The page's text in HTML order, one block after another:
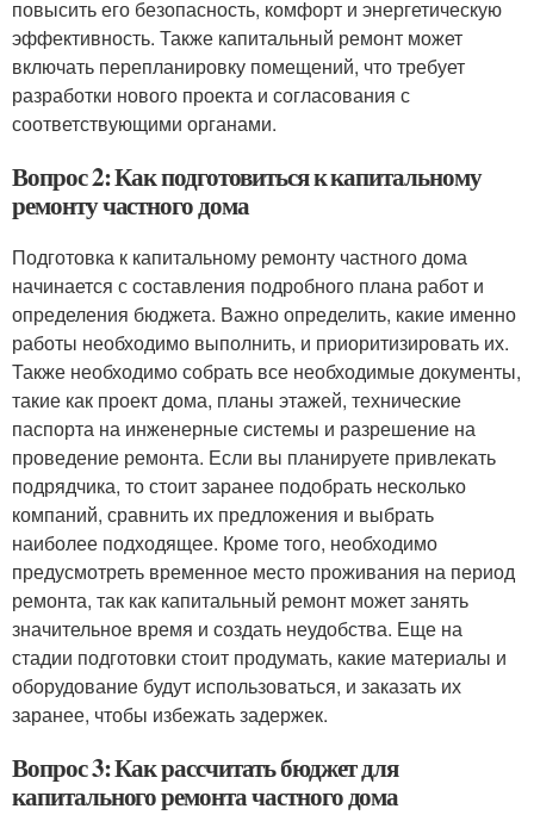
повысить его безопасность, комфорт и энергетическую
эффективность. Также капитальный ремонт может
включать перепланировку помещений, что требует
разработки нового проекта и согласования с
соответствующими органами.
Вопрос 2: Как подготовиться к капитальному
ремонту частного дома
Подготовка к капитальному ремонту частного дома
начинается с составления подробного плана работ и
определения бюджета. Важно определить, какие именно
работы необходимо выполнить, и приоритизировать их.
Также необходимо собрать все необходимые документы,
такие как проект дома, планы этажей, технические
паспорта на инженерные системы и разрешение на
проведение ремонта. Если вы планируете привлекать
подрядчика, то стоит заранее подобрать несколько
компаний, сравнить их предложения и выбрать
наиболее подходящее. Кроме того, необходимо
предусмотреть временное место проживания на период
ремонта, так как капитальный ремонт может занять
значительное время и создать неудобства. Еще на
стадии подготовки стоит продумать, какие материалы и
оборудование будут использоваться, и заказать их
заранее, чтобы избежать задержек.
Вопрос 3: Как рассчитать бюджет для
капитального ремонта частного дома